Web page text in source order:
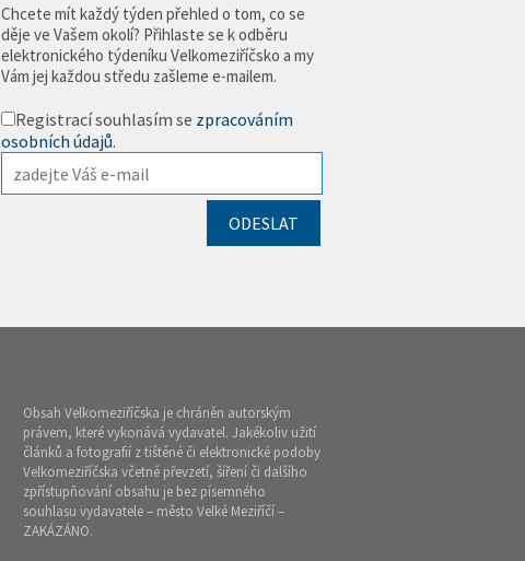
Chcete mít každý týden přehled o tom, co se
děje ve Vašem okolí? Přihlaste se k odběru
elektronického týdeníku Velkomeziříčsko a my
Vám jej každou středu zašleme e-mailem.
Registrací souhlasím se zpracováním
osobních údajů.
Obsah Velkomeziříčska je chráněn autorským
právem, které vykonává vydavatel. Jakékoliv užití
článků a fotografií z tištěné či elektronické podoby
Velkomeziříčska včetně převzetí, šíření či dalšího
zpřístupňování obsahu je bez písemného
souhlasu vydavatele – město Velké Meziříčí –
ZAKÁZÁNO.